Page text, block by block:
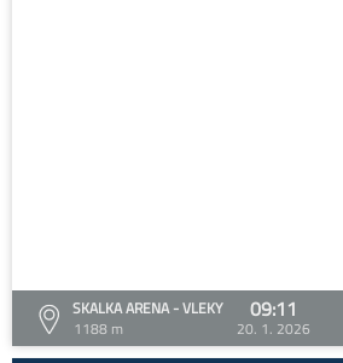
SKALKA ARENA - VLEKY
1188 m
09:11
20. 1. 2026